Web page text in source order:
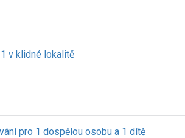
v klidné lokalitě
pro 1 dospělou osobu a 1 dítě